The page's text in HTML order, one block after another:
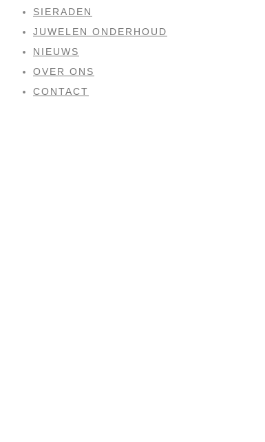
SIERADEN
JUWELEN ONDERHOUD
NIEUWS
OVER ONS
CONTACT